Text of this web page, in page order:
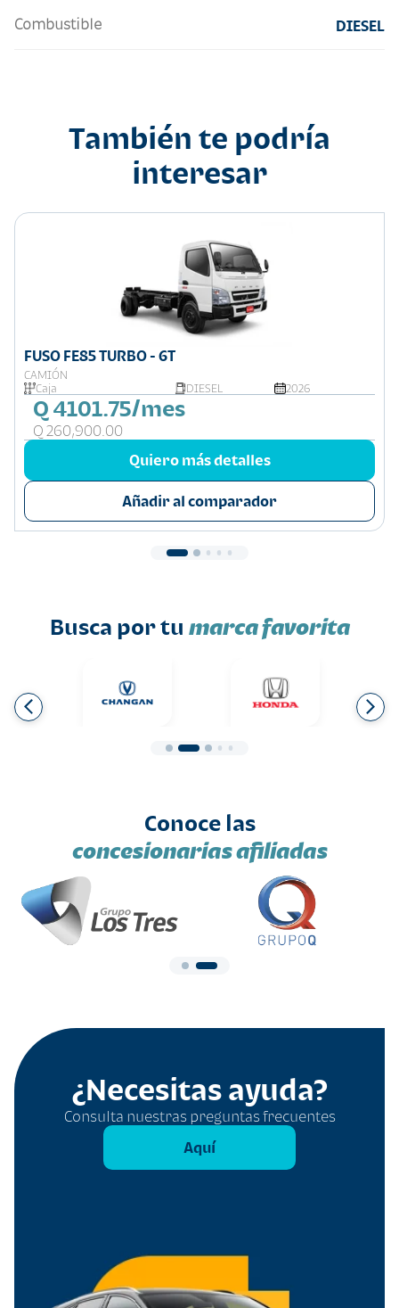
Combustible DIESEL
También te podría
interesar
FUSO FE85 TURBO - 6T
CAMIÓN
Caja
DIESEL 2026
Q 4101.75/mes
Q 260,900.00
Quiero más detalles
Añadir al comparador
Busca por tu marca favorita
Conoce las
concesionarias afiliadas
¿Necesitas ayuda?
Consulta nuestras preguntas frecuentes
Aquí